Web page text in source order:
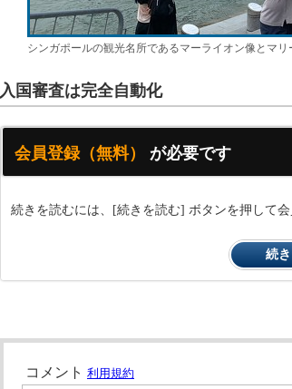
シンガポールの観光名所であるマーライオン像とマ
入国審査は完全自動化
会員登録（無料） が必要です
続きを読むには、[続きを読む] ボタンを押して
続